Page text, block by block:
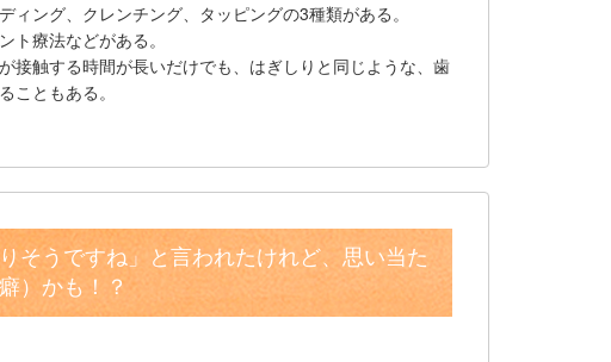
ング、クレンチング、タッピングの3種類がある。
ト療法などがある。
接触する時間が長いだけでも、はぎしりと同じような、歯
こともある。
そうですね」と言われたけれど、思い当た
）かも！？